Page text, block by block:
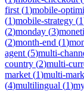
first (1)mobile-
(1)mobile-strategy (1
(2)monday (3)
(2)month-end (1)
agent (5)multi-
country (2)multi-
market (1)multi-
(4)multilingual (1)